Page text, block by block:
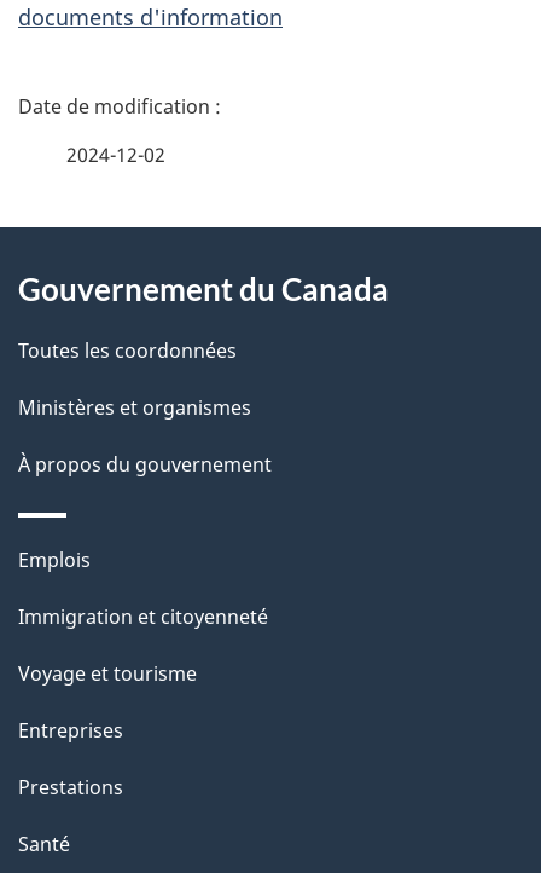
documents d'information
D
i
l
s
d
e
l
a
p
a
g
e
2024-12-02
propos
de
ce
site
Gouvernement du Canada
Toutes les coordonnées
Ministères et organismes
À propos du gouvernement
Thèmes
sujets
Emplois
Immigration et citoyenneté
Voyage et tourisme
Entreprises
Prestations
Santé